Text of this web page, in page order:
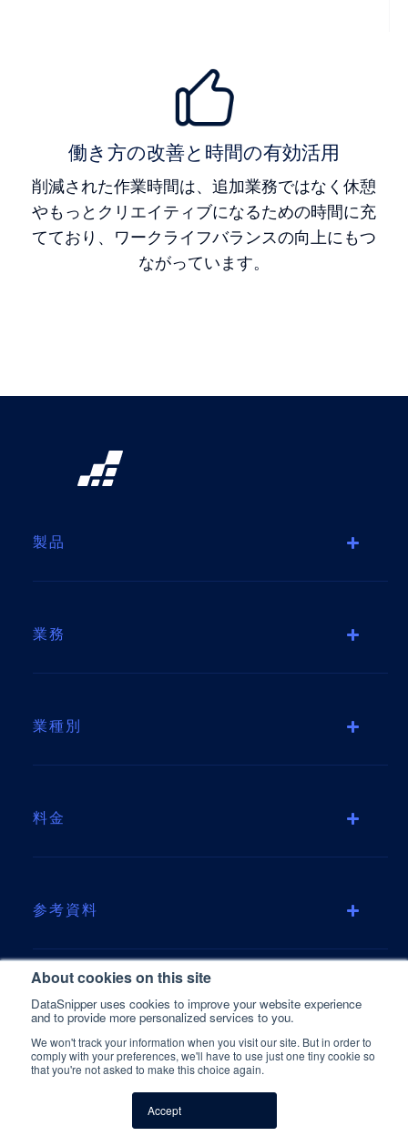
About cookies on this site
DataSnipper uses cookies to improve your website experience
and to provide more personalized services to you.
We won't track your information when you visit our site. But in order to
comply with your preferences, we'll have to use just one tiny cookie so
that you're not asked to make this choice again.
Accept
働き方の改善と時間の有効活用
削減された作業時間は、追加業務ではなく休憩
やもっとクリエイティブになるための時間に充
てており、ワークライフバランスの向上にもつ
ながっています。
製品
業務
業種別
料金
参考資料
会社情報